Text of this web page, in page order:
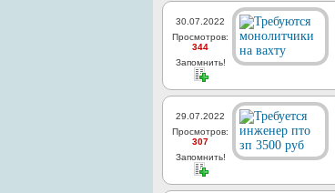
30.07.2022
Просмотров:
344
Запомнить!
29.07.2022
Просмотров:
307
Запомнить!